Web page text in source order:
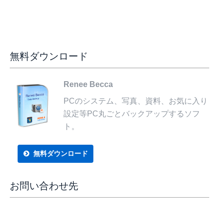
無料ダウンロード
Renee Becca
PCのシステム、写真、資料、お気に入り
設定等PC丸ごとバックアップするソフ
ト。
無料ダウンロード
お問い合わせ先